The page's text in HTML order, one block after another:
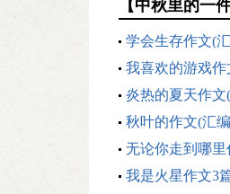
【中秋里的一
学会生存作文(
我喜欢的游戏作
炎热的夏天作文
秋叶的作文(汇
无论你走到哪里
我是火星作文3